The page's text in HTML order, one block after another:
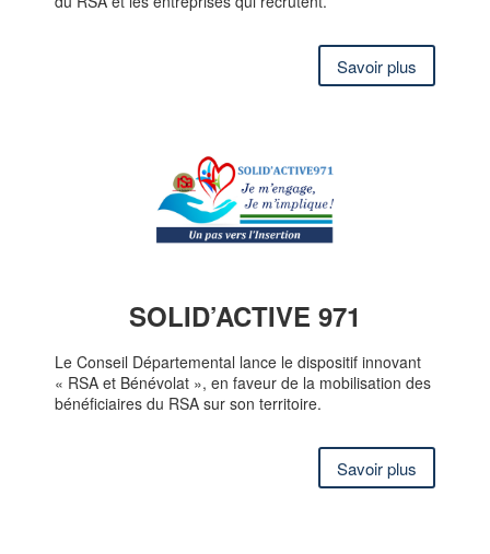
Savoir plus
SOLID’ACTIVE 971
Le Conseil Départemental lance le dispositif innovant
« RSA et Bénévolat », en faveur de la mobilisation des
bénéficiaires du RSA sur son territoire.
Savoir plus